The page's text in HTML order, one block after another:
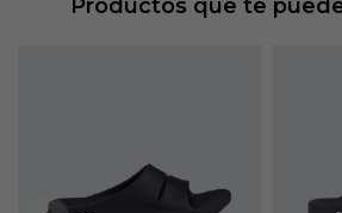
Productos que te